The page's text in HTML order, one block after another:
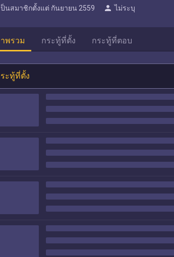
ป็นสมาชิกตั้งแต่ กันยายน 2559 person ไม่ระบุ
พรวม กระทู้ที่ตั้ง กระทู้ที่ตอบ
ะทู้ที่ตั้ง